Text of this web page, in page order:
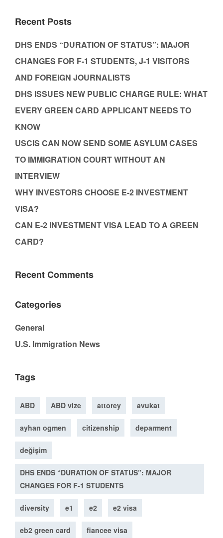
Recent Posts
DHS ENDS “DURATION OF STATUS”: MAJOR
CHANGES FOR F-1 STUDENTS, J-1 VISITORS
AND FOREIGN JOURNALISTS
DHS ISSUES NEW PUBLIC CHARGE RULE: WHAT
EVERY GREEN CARD APPLICANT NEEDS TO
KNOW
USCIS CAN NOW SEND SOME ASYLUM CASES
TO IMMIGRATION COURT WITHOUT AN
INTERVIEW
WHY INVESTORS CHOOSE E-2 INVESTMENT
VISA?
CAN E-2 INVESTMENT VISA LEAD TO A GREEN
CARD?
Recent Comments
Categories
General
U.S. Immigration News
Tags
ABD ABD vize attorey avukat
ayhan ogmen citizenship deparment
değişim
DHS ENDS “DURATION OF STATUS”: MAJOR
CHANGES FOR F-1 STUDENTS
diversity e1 e2 e2 visa
eb2 green card fiancee visa